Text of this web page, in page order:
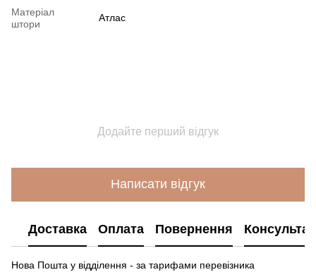
Матеріал
штори
Атлас
Додайте перший відгук
Написати відгук
Доставка Оплата Повернення
Нова Пошта у відділення - за тарифами перевізника